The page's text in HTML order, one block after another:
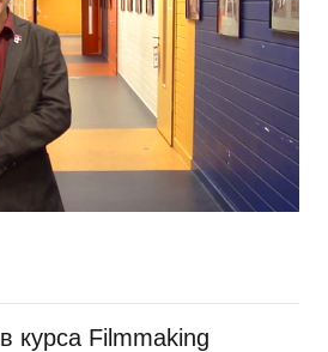
курса Filmmaking